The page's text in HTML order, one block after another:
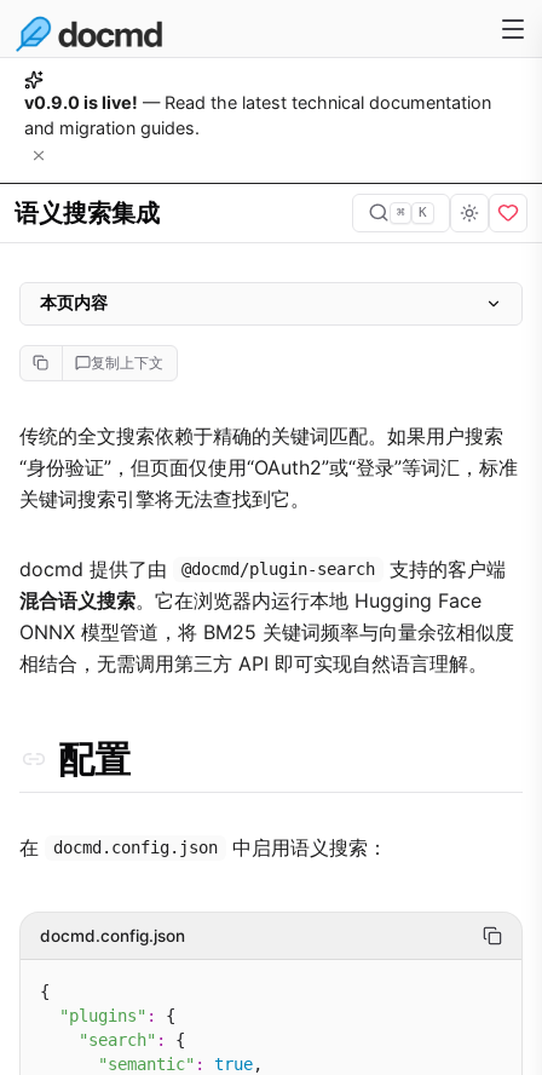
v0.9.0 is live! — Read the latest technical documentation
and migration guides.
语义搜索集成 ⌘ K
复制上下文
传统的全文搜索依赖于精确的关键词匹配。如果用户搜索
“身份验证”，但页面仅使用“OAuth2”或“登录”等词汇，标准
关键词搜索引擎将无法查找到它。
docmd 提供了由 @docmd/plugin-search
支持的客户端
混合语义搜索。它在浏览器内运行本地 Hugging Face
ONNX 模型管道，将 BM25 关键词频率与向量余弦相似度
相结合，无需调用第三方 API 即可实现自然语言理解。
配置
在 docmd.config.json 中启用语义搜索：
docmd.config.json
{
"plugins" :
{
"search" :
{
"semantic" : true,
本页内容
配置
嵌入模型配置档
在 CI/CD 中预构建向量